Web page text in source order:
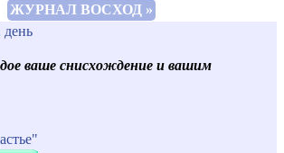
ЖУРНАЛ ВОСХОД »
ваше снисхождение и вашим